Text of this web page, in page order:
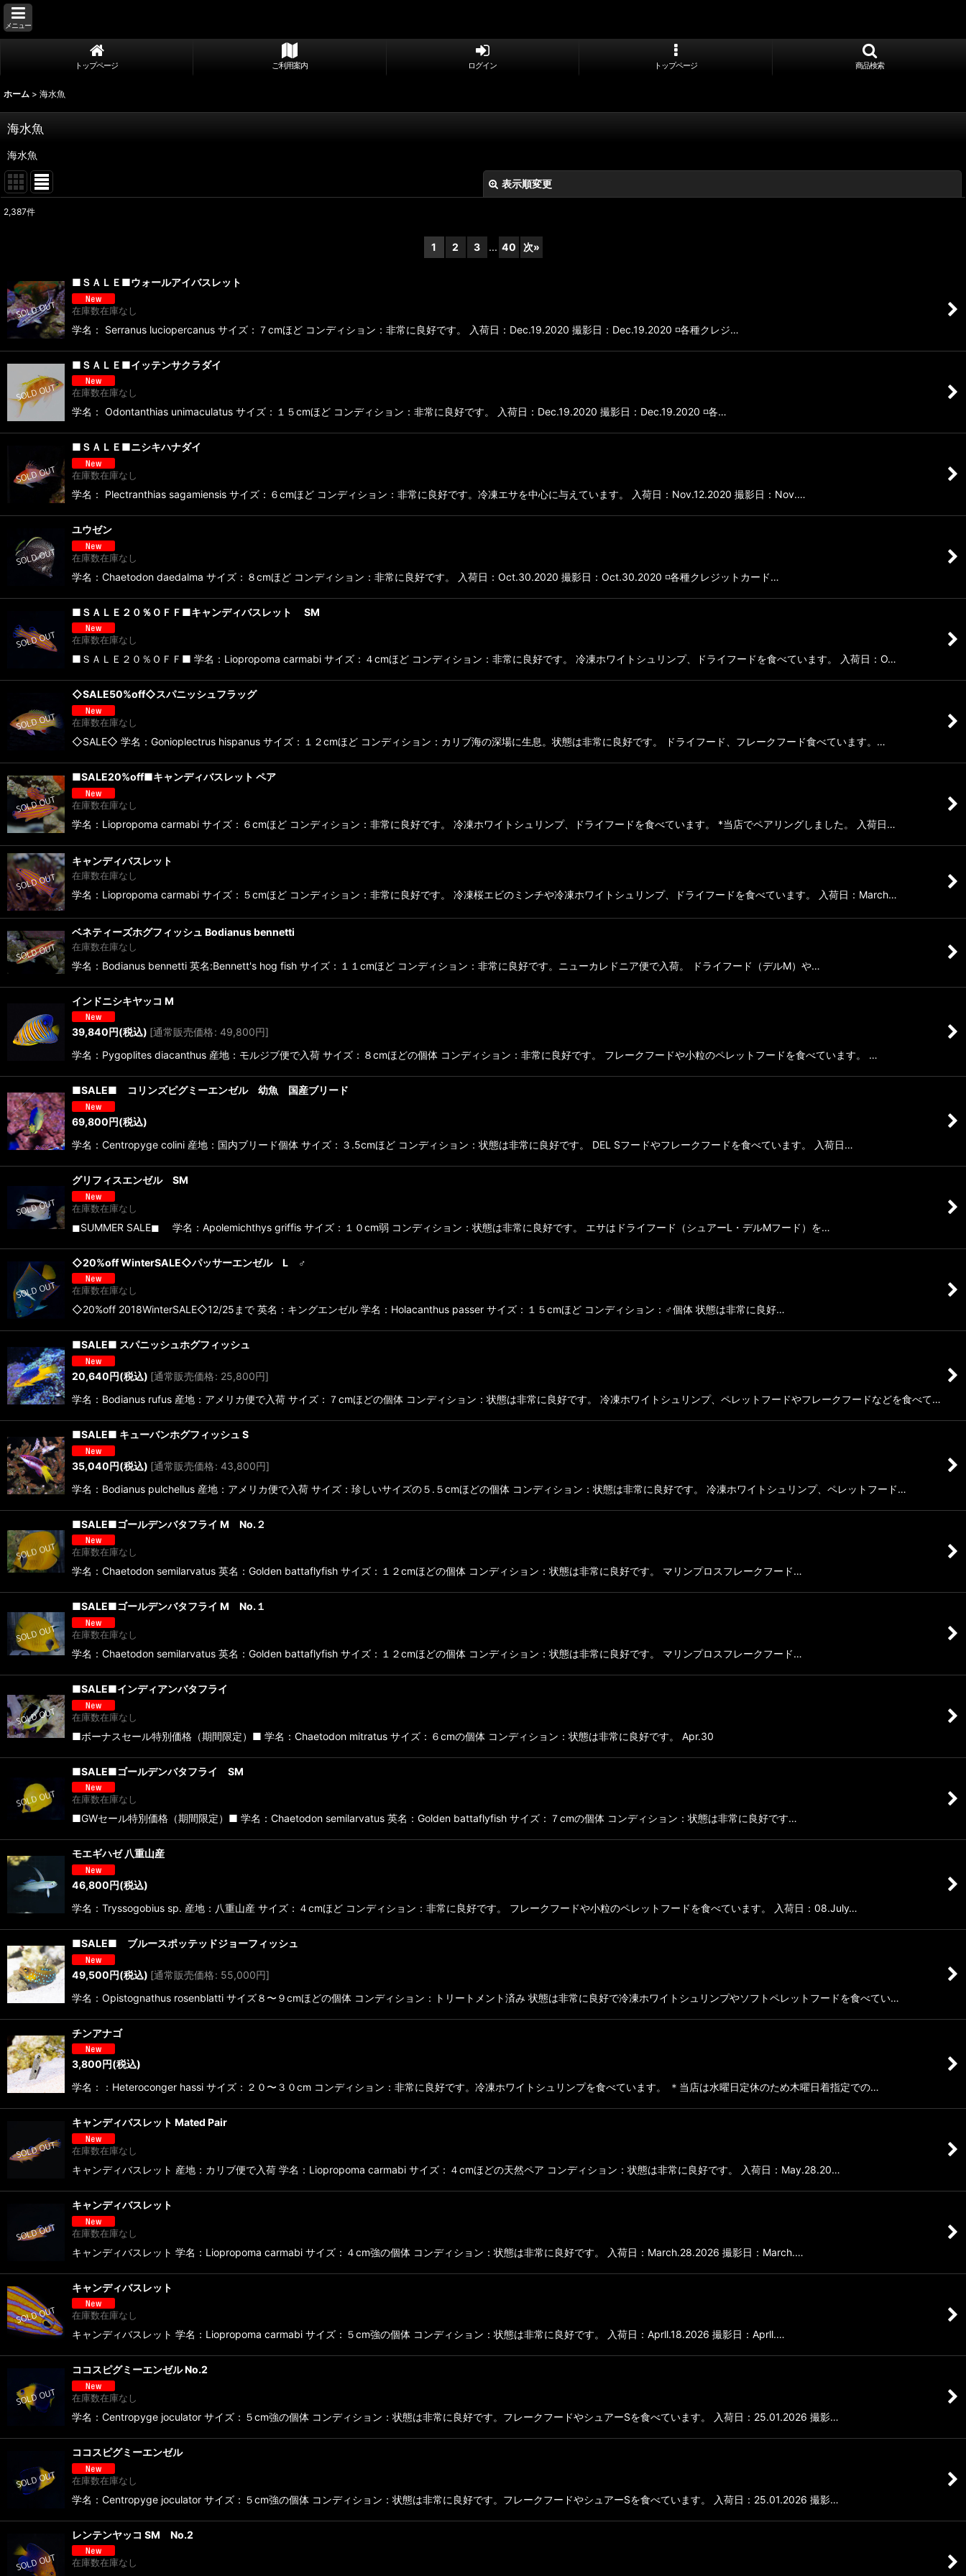
メニュー
トップページ ご利用案内 ログイン トップページ 商品検索
ホーム > 海水魚
海水魚
海水魚
表示順変更
並び順:
2,387件
1 2 3 ... 40 次»
■ＳＡＬＥ■ウォールアイバスレット
在庫数在庫なし
学名： Serranus luciopercanus サイズ：７cmほど コンディション：非常に良好です。 入荷日：Dec.19.2020 撮影日：Dec.19.2020 ◽️各種クレジ…
■ＳＡＬＥ■イッテンサクラダイ
在庫数在庫なし
学名： Odontanthias unimaculatus サイズ：１５cmほど コンディション：非常に良好です。 入荷日：Dec.19.2020 撮影日：Dec.19.2020 ◽️各…
■ＳＡＬＥ■ニシキハナダイ
在庫数在庫なし
学名： Plectranthias sagamiensis サイズ：６cmほど コンディション：非常に良好です。冷凍エサを中心に与えています。 入荷日：Nov.12.2020 撮影日：Nov.…
ユウゼン
在庫数在庫なし
学名：Chaetodon daedalma サイズ：８cmほど コンディション：非常に良好です。 入荷日：Oct.30.2020 撮影日：Oct.30.2020 ◽️各種クレジットカード…
■ＳＡＬＥ２０％ＯＦＦ■キャンディバスレット SM
在庫数在庫なし
■ＳＡＬＥ２０％ＯＦＦ■ 学名：Liopropoma carmabi サイズ：４cmほど コンディション：非常に良好です。 冷凍ホワイトシュリンプ、ドライフードを食べています。 入荷日：O…
◇SALE50%off◇スパニッシュフラッグ
在庫数在庫なし
◇SALE◇ 学名：Gonioplectrus hispanus サイズ：１２cmほど コンディション：カリブ海の深場に生息。状態は非常に良好です。 ドライフード、フレークフード食べています。…
■SALE20%off■キャンディバスレット ペア
在庫数在庫なし
学名：Liopropoma carmabi サイズ：６cmほど コンディション：非常に良好です。 冷凍ホワイトシュリンプ、ドライフードを食べています。 *当店でペアリングしました。 入荷日…
キャンディバスレット
在庫数在庫なし
学名：Liopropoma carmabi サイズ：５cmほど コンディション：非常に良好です。 冷凍桜エビのミンチや冷凍ホワイトシュリンプ、ドライフードを食べています。 入荷日：March…
ベネティーズホグフィッシュ Bodianus bennetti
在庫数在庫なし
学名：Bodianus bennetti 英名:Bennett's hog fish サイズ：１１cmほど コンディション：非常に良好です。ニューカレドニア便で入荷。 ドライフード（デルM）や…
インドニシキヤッコ M
39,840円(税込) [通常販売価格: 49,800円]
学名：Pygoplites diacanthus 産地：モルジブ便で入荷 サイズ：８cmほどの個体 コンディション：非常に良好です。 フレークフードや小粒のペレットフードを食べています。 …
■SALE■ コリンズピグミーエンゼル 幼魚 国産ブリード
69,800円(税込)
学名：Centropyge colini 産地：国内ブリード個体 サイズ：３.5cmほど コンディション：状態は非常に良好です。 DEL Sフードやフレークフードを食べています。 入荷日…
グリフィスエンゼル SM
在庫数在庫なし
◼︎SUMMER SALE◼︎ 学名：Apolemichthys griffis サイズ：１０cm弱 コンディション：状態は非常に良好です。 エサはドライフード（シュアーL・デルMフード）を…
◇20%off WinterSALE◇パッサーエンゼル L ♂
在庫数在庫なし
◇20%off 2018WinterSALE◇12/25まで 英名：キングエンゼル 学名：Holacanthus passer サイズ：１５cmほど コンディション：♂個体 状態は非常に良好…
■SALE■ スパニッシュホグフィッシュ
20,640円(税込) [通常販売価格: 25,800円]
学名：Bodianus rufus 産地：アメリカ便で入荷 サイズ：７cmほどの個体 コンディション：状態は非常に良好です。 冷凍ホワイトシュリンプ、ペレットフードやフレークフードなどを食べて…
■SALE■ キューバンホグフィッシュ S
35,040円(税込) [通常販売価格: 43,800円]
学名：Bodianus pulchellus 産地：アメリカ便で入荷 サイズ：珍しいサイズの５.５cmほどの個体 コンディション：状態は非常に良好です。 冷凍ホワイトシュリンプ、ペレットフード…
■SALE■ゴールデンバタフライ M No.２
在庫数在庫なし
学名：Chaetodon semilarvatus 英名：Golden battaflyfish サイズ：１２cmほどの個体 コンディション：状態は非常に良好です。 マリンプロスフレークフード…
■SALE■ゴールデンバタフライ M No.１
在庫数在庫なし
学名：Chaetodon semilarvatus 英名：Golden battaflyfish サイズ：１２cmほどの個体 コンディション：状態は非常に良好です。 マリンプロスフレークフード…
■SALE■インディアンバタフライ
在庫数在庫なし
■ボーナスセール特別価格（期間限定）■ 学名：Chaetodon mitratus サイズ：６cmの個体 コンディション：状態は非常に良好です。 Apr.30
■SALE■ゴールデンバタフライ SM
在庫数在庫なし
■GWセール特別価格（期間限定）■ 学名：Chaetodon semilarvatus 英名：Golden battaflyfish サイズ：７cmの個体 コンディション：状態は非常に良好です…
モエギハゼ 八重山産
46,800円(税込)
学名：Tryssogobius sp. 産地：八重山産 サイズ：４cmほど コンディション：非常に良好です。 フレークフードや小粒のペレットフードを食べています。 入荷日：08.July…
■SALE■ ブルースポッテッドジョーフィッシュ
49,500円(税込) [通常販売価格: 55,000円]
学名：Opistognathus rosenblatti サイズ８〜９cmほどの個体 コンディション：トリートメント済み 状態は非常に良好で冷凍ホワイトシュリンプやソフトペレットフードを食べてい…
チンアナゴ
3,800円(税込)
学名：：Heteroconger hassi サイズ：２０〜３０cm コンディション：非常に良好です。冷凍ホワイトシュリンプを食べています。 ＊当店は水曜日定休のため木曜日着指定での…
キャンディバスレット Mated Pair
在庫数在庫なし
キャンディバスレット 産地：カリブ便で入荷 学名：Liopropoma carmabi サイズ：４cmほどの天然ペア コンディション：状態は非常に良好です。 入荷日：May.28.20…
キャンディバスレット
在庫数在庫なし
キャンディバスレット 学名：Liopropoma carmabi サイズ：４cm強の個体 コンディション：状態は非常に良好です。 入荷日：March.28.2026 撮影日：March.…
キャンディバスレット
在庫数在庫なし
キャンディバスレット 学名：Liopropoma carmabi サイズ：５cm強の個体 コンディション：状態は非常に良好です。 入荷日：Aprll.18.2026 撮影日：Aprll.…
ココスピグミーエンゼル No.2
在庫数在庫なし
学名：Centropyge joculator サイズ：５cm強の個体 コンディション：状態は非常に良好です。フレークフードやシュアーSを食べています。 入荷日：25.01.2026 撮影…
ココスピグミーエンゼル
在庫数在庫なし
学名：Centropyge joculator サイズ：５cm強の個体 コンディション：状態は非常に良好です。フレークフードやシュアーSを食べています。 入荷日：25.01.2026 撮影…
レンテンヤッコ SM No.2
在庫数在庫なし